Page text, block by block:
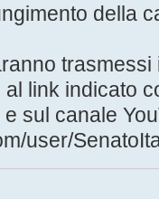
della
link indicato
e sul canale
user/